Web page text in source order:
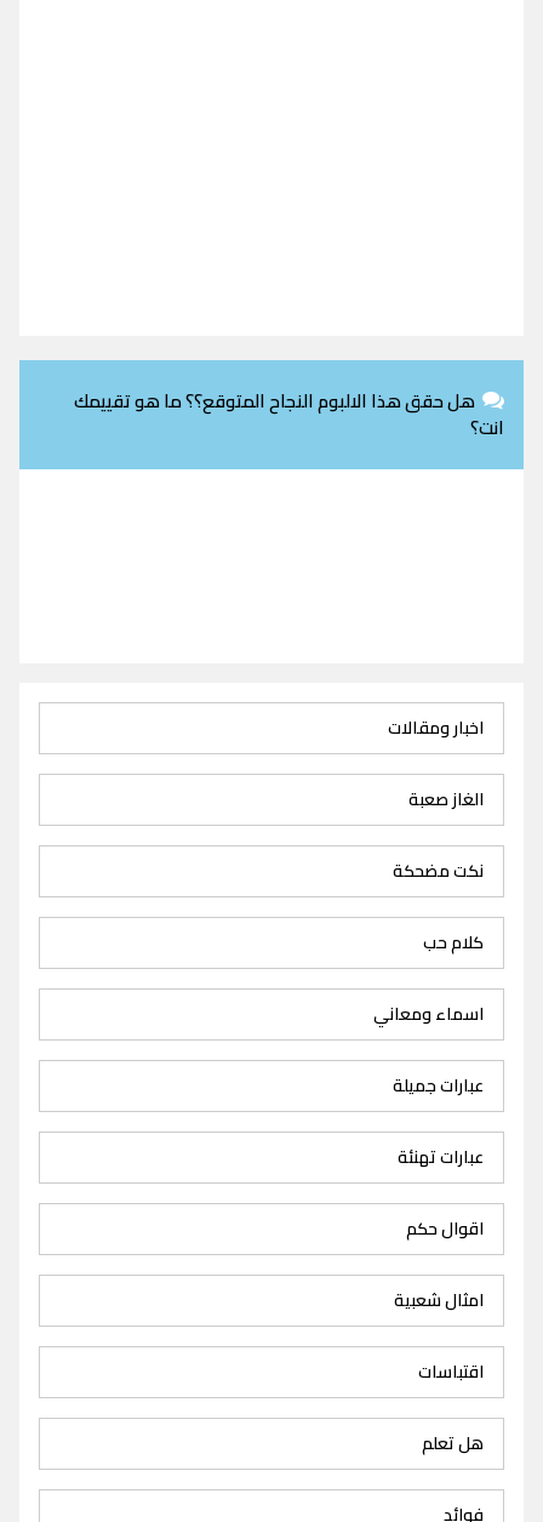
هل حقق هذا الالبوم النجاح المتوقع؟؟ ما هو تقييمك
انت؟
اخبار ومقالات
الغاز صعبة
نكت مضحكة
كلام حب
اسماء ومعاني
عبارات جميلة
عبارات تهنئة
اقوال حكم
امثال شعبية
اقتباسات
هل تعلم
فوائد